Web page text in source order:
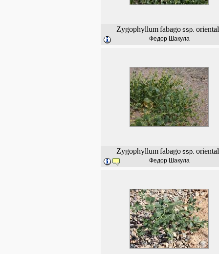
Zygophyllum fabago ssp.
Федор Шакула
Zygophyllum fabago ssp.
Федор Шакула